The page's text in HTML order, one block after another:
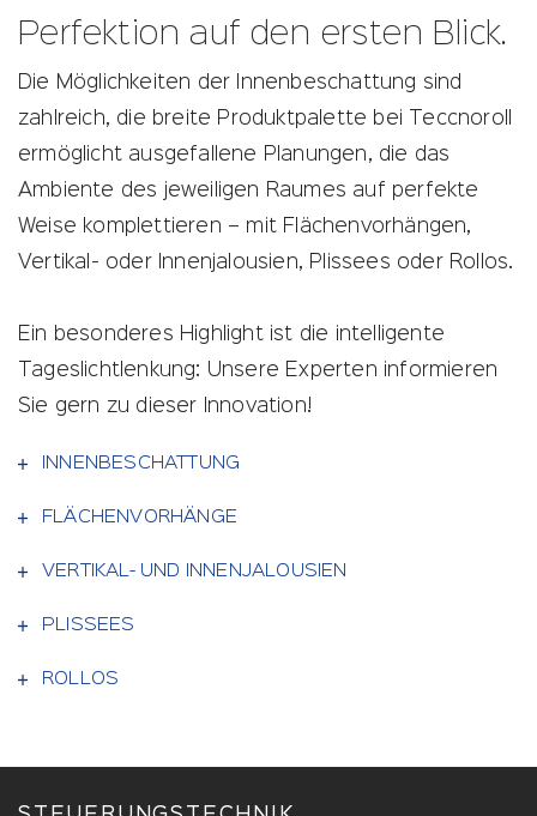
Blindtext
Headline.
Blindtext
Headline.
Blindtext
Headline.
Perfektion auf den ersten Blick.
Die Möglichkeiten der Innenbeschattung sind
zahlreich, die breite Produktpalette bei Teccnoroll
ermöglicht ausgefallene Planungen, die das
Ambiente des jeweiligen Raumes auf perfekte
Weise komplettieren – mit Flächenvorhängen,
Vertikal- oder Innenjalousien, Plissees oder Rollos.
Ein besonderes Highlight ist die intelligente
Tageslichtlenkung: Unsere Experten informieren
Sie gern zu dieser Innovation!
INNENBESCHATTUNG
FLÄCHENVORHÄNGE
VERTIKAL- UND INNENJALOUSIEN
PLISSEES
ROLLOS